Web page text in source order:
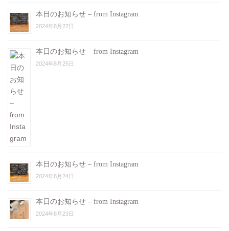
本日のお知らせ – from Instagram
2024年8月27日
本日のお知らせ – from Instagram
2024年8月25日
本日のお知らせ – from Instagram
2024年8月24日
本日のお知らせ – from Instagram
2024年8月23日